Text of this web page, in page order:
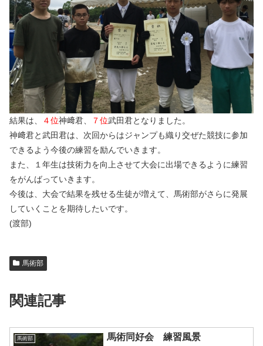
結果は、 ４位神﨑君、 ７位武田君となりました。
神﨑君と武田君は、次回からはジャンプも織り交ぜた競技に参加
できるよう今後の練習を励んでいきます。
また、１年生は技術力を向上させて大会に出場できるように練習
をがんばっていきます。
今後は、大会で結果を残せる生徒が増えて、馬術部がさらに発展
していくことを期待したいです。
(渡部)
馬術部
関連記事
馬術部 馬術同好会 練習風景